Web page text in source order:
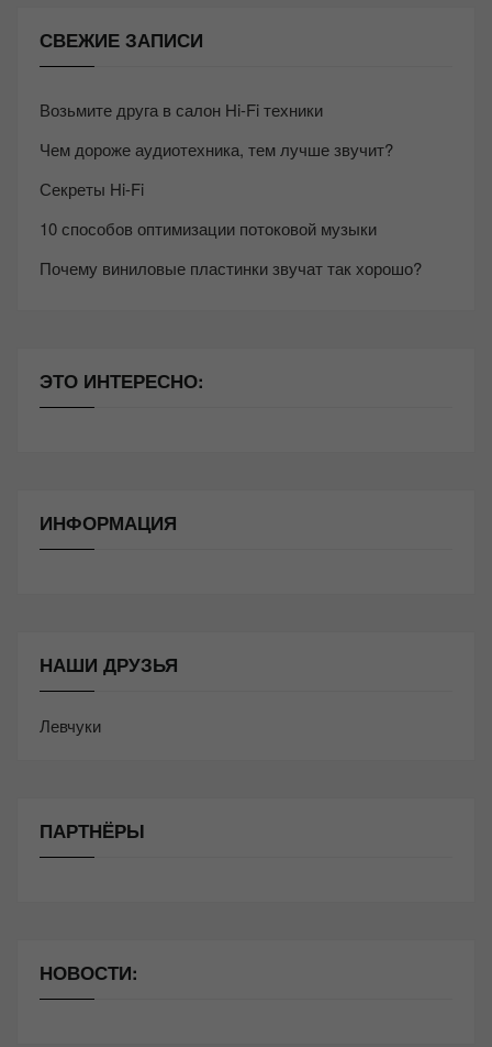
СВЕЖИЕ ЗАПИСИ
Возьмите друга в салон Hi-Fi техники
Чем дороже аудиотехника, тем лучше звучит?
Секреты Hi-Fi
10 способов оптимизации потоковой музыки
Почему виниловые пластинки звучат так хорошо?
ЭТО ИНТЕРЕСНО:
ИНФОРМАЦИЯ
НАШИ ДРУЗЬЯ
Левчуки
ПАРТНЁРЫ
НОВОСТИ: